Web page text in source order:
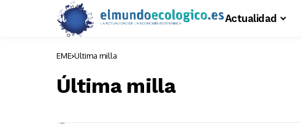
Actualidad
EME Última milla
Última milla